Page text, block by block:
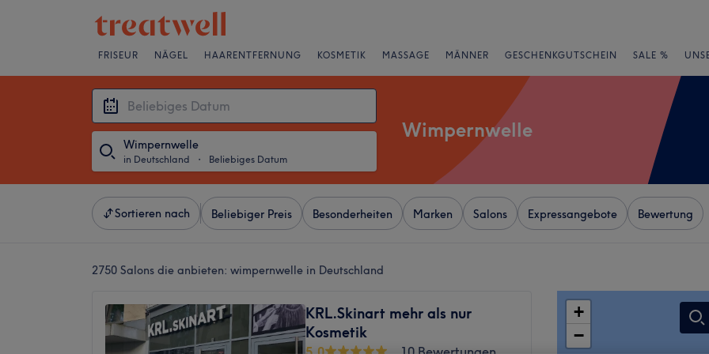
FRISEUR NÄGEL HAARENTFERNUNG KOSMETIK MASSAGE MÄNNER GESCHENKGUTSCHEIN SALE %
Wimpernwelle
in Deutschland ・ Beliebiges Datum
Wimpernwelle
Sortieren nach Beliebiger Preis Besonderheiten Marken Salons Expressangebote Bewertung
2750 Salons die anbieten: wimpernwelle in Deutschland
KRL.Skinart mehr als nur
Kosmetik
+
−